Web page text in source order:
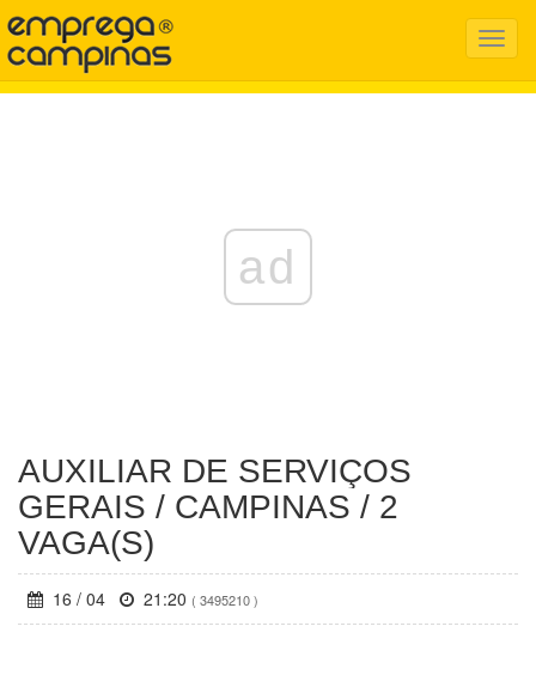
Menu
ad
AUXILIAR DE SERVIÇOS
GERAIS / CAMPINAS / 2
VAGA(S)
16 / 04 21:20 ( 3495210 )